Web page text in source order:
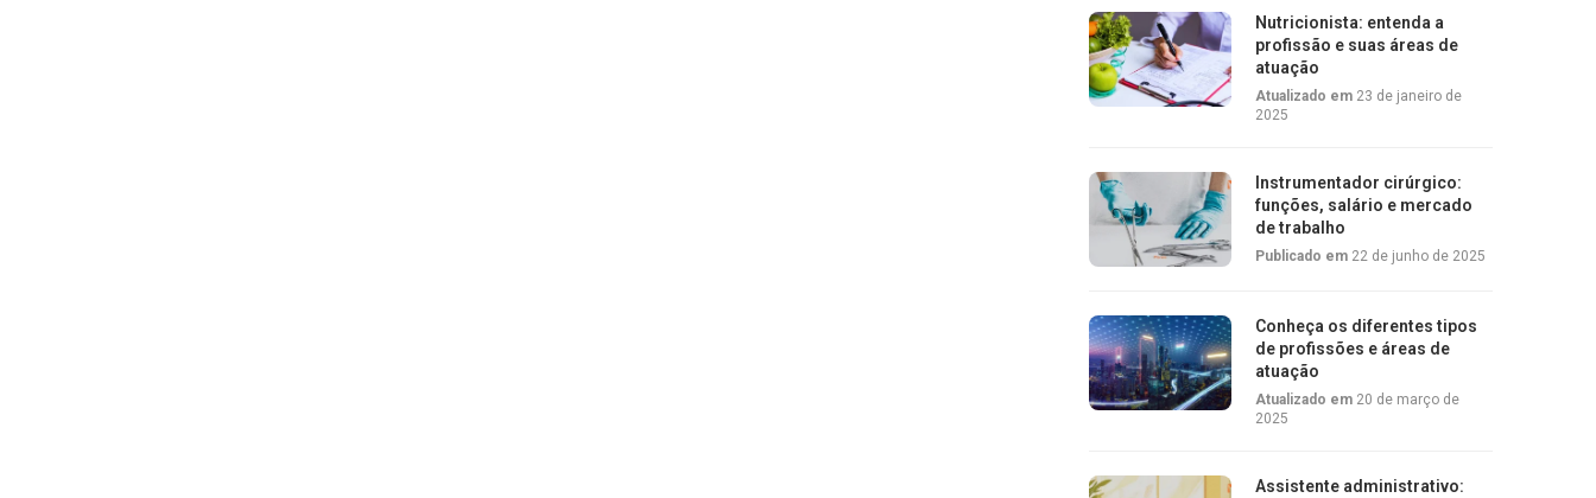
Nutricionista: entenda a
profissão e suas áreas de
atuação
Atualizado em 23 de janeiro de
2025
Instrumentador cirúrgico:
funções, salário e mercado
de trabalho
Publicado em 22 de junho de 2025
Conheça os diferentes tipos
de profissões e áreas de
atuação
Atualizado em 20 de março de
2025
Assistente administrativo: